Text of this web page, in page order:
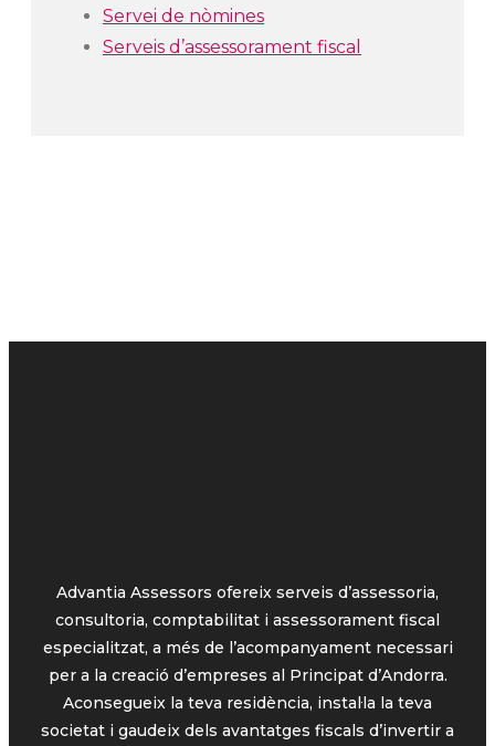
Servei de nòmines
Serveis d’assessorament fiscal
Advantia Assessors ofereix serveis d’assessoria,
consultoria, comptabilitat i assessorament fiscal
especialitzat, a més de l’acompanyament necessari
per a la creació d’empreses al Principat d’Andorra.
Aconsegueix la teva residència, instal·la la teva
societat i gaudeix dels avantatges fiscals d’invertir a